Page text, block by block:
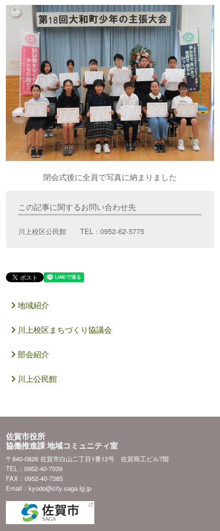
閉会式後に全員で写真に納まりました
この記事に関するお問い合わせ先
川上校区公民館 TEL：0952-62-5775
地域紹介
川上校区まちづくり協議会
部会紹介
川上公民館
佐賀市役所
協働推進課 地域コミュニティ室
〒840-0826 佐賀市白山二丁目1番12号 佐賀商工ビル7階
TEL：0952-40-7039
FAX：0952-40-7385
Email：kyodo@city.saga.lg.jp